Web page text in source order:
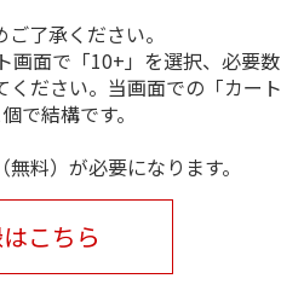
カ
リラックマ／マルチ
了承ください。
面で「10+」を選択、必要数
ださい。当画面での「カート
で結構です。
料）が必要になります。
こちら